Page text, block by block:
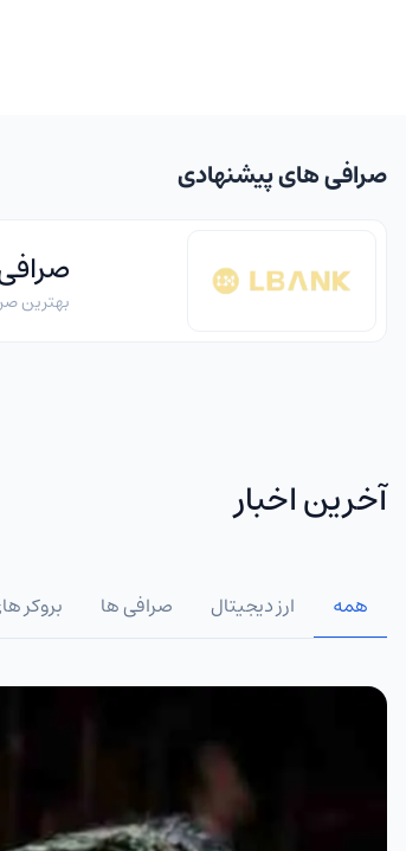
صرافی های پیشنهادی
بهترین
آخرین اخبار
همه ارز دیجیتال صرافی ها بروکر